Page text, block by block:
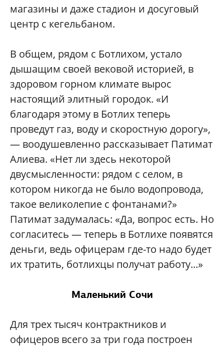
магазины и даже стадион и досуговый
центр с кегельбаном.
В общем, рядом с Ботлихом, устало
дышащим своей вековой историей, в
здоровом горном климате вырос
настоящий элитный городок. «И
благодаря этому в Ботлих теперь
проведут газ, воду и скоростную дорогу»,
— воодушевленно рассказывает Патимат
Алиева. «Нет ли здесь некоторой
двусмысленности: рядом с селом, в
котором никогда не было водопровода,
такое великолепие с фонтанами?»
Патимат задумалась: «Да, вопрос есть. Но
согласитесь — теперь в Ботлихе появятся
деньги, ведь офицерам где-то надо будет
их тратить, ботлихцы получат работу...»
Маленький Сочи
Для трех тысяч контрактников и
офицеров всего за три года построен